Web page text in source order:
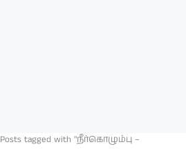
Posts tagged with "நீர்கொழும்பு –